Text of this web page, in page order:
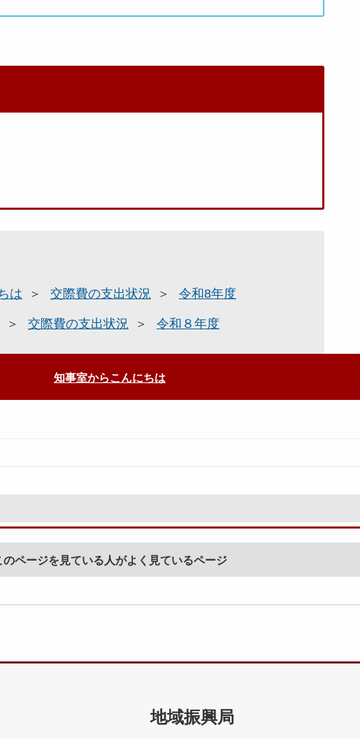
は 交際費の支出状況 令和8年度
交際費の支出状況 令和８年度
知事室からこんにちは
のページを見ている人がよく見ているページ
地域振興局